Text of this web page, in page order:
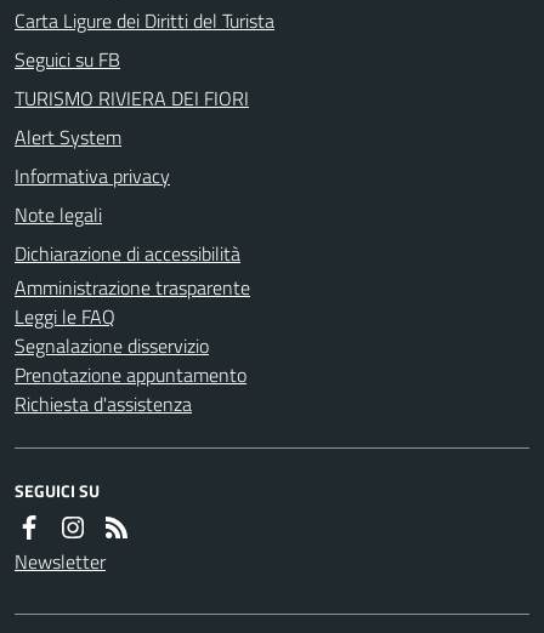
Carta Ligure dei Diritti del Turista
Seguici su FB
TURISMO RIVIERA DEI FIORI
Alert System
Informativa privacy
Note legali
Dichiarazione di accessibilità
Amministrazione trasparente
Leggi le FAQ
Segnalazione disservizio
Prenotazione appuntamento
Richiesta d'assistenza
SEGUICI SU
Newsletter